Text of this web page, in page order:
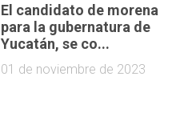
El candidato de morena
para la gubernatura de
Yucatán, se co...
01 de noviembre de 2023